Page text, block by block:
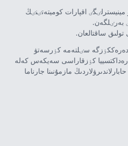
اقپارات كوميتەتٸنٸڭ
تولىق ساقتالعان.
دەرەككٶزگە سٸلتەمە كٶرسەتۋ
رەداكتسييا كٶزقاراسى سەيكەس كەلە
مازمۇنىنا جارناما